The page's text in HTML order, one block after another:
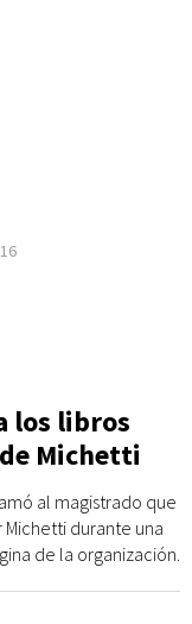
los libros
Michetti
al magistrado que
durante una
de la organización.